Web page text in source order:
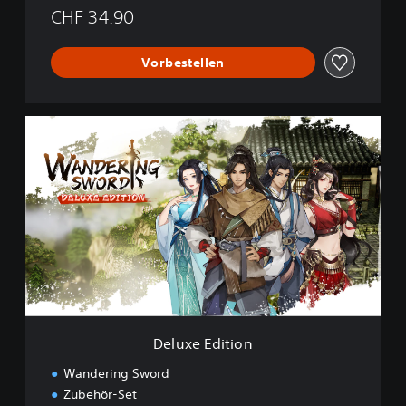
CHF 34.90
Vorbestellen
x
e
d
i
t
i
o
Deluxe Edition
Wandering Sword
Zubehör-Set